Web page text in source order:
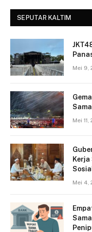
SEPUTAR KALTIM
Mei 9,
Mei
Kerja
Mei 4,